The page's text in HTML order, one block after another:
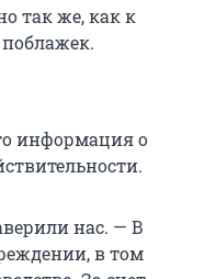
так же, как к
информация о
нас. — В
в том